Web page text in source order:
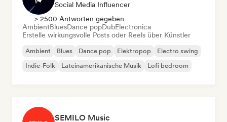
Social Media Influencer
> 2500 Antworten gegeben
AmbientBluesDance popDubElectronica
Erstelle wirkungsvolle Posts oder Reels über Künstler
Ambient Blues Dance pop Elektropop
Electro swing
Indie-Folk
Lateinamerikanische Musik Lofi bedroom
SEMILO Music